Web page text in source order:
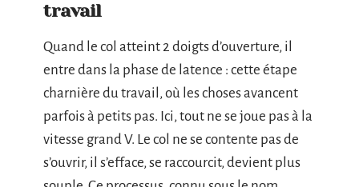
travail
Quand le col atteint 2 doigts d’ouverture, il
entre dans la phase de latence : cette étape
charnière du travail, où les choses avancent
parfois à petits pas. Ici, tout ne se joue pas à la
vitesse grand V. Le col ne se contente pas de
s’ouvrir, il s’efface, se raccourcit, devient plus